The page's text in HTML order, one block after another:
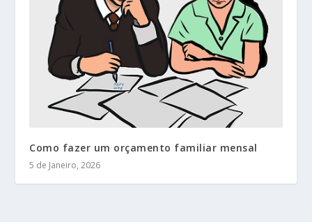
Como fazer um orçamento familiar mensal
5 de Janeiro, 2026